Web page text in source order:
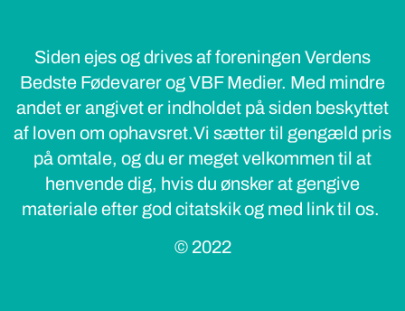
Siden ejes og drives af foreningen Verdens
Bedste Fødevarer og VBF Medier. Med mindre
andet er angivet er indholdet på siden beskyttet
af loven om ophavsret.Vi sætter til gengæld pris
på omtale, og du er meget velkommen til at
henvende dig, hvis du ønsker at gengive
materiale efter god citatskik og med link til os.
© 2022